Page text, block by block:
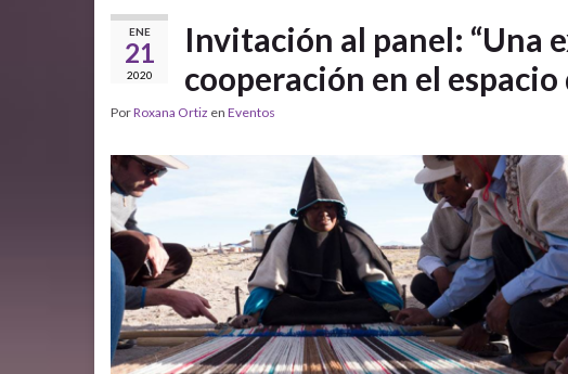
ENE
21
2020
Invitación al panel: “Una
cooperación en el
PorRoxana Ortiz en Eventos